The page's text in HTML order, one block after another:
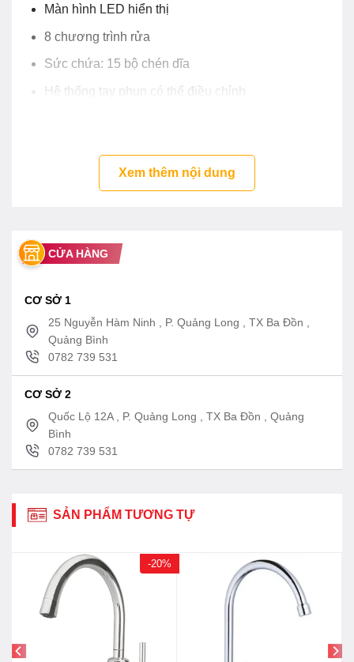
Màn hình LED hiển thị
8 chương trình rửa
Sức chứa: 15 bộ chén dĩa
Hệ thống tay phun có thể điều chỉnh
Điều chỉnh khay rửa dễ dàng
Xem thêm nội dung
CỬA HÀNG
CƠ SỞ 1
25 Nguyễn Hàm Ninh , P. Quảng Long , TX Ba Đồn ,
Quảng Bình
0782 739 531
CƠ SỞ 2
Quốc Lộ 12A , P. Quảng Long , TX Ba Đồn , Quảng
Bình
0782 739 531
SẢN PHẨM TƯƠNG TỰ
-20%